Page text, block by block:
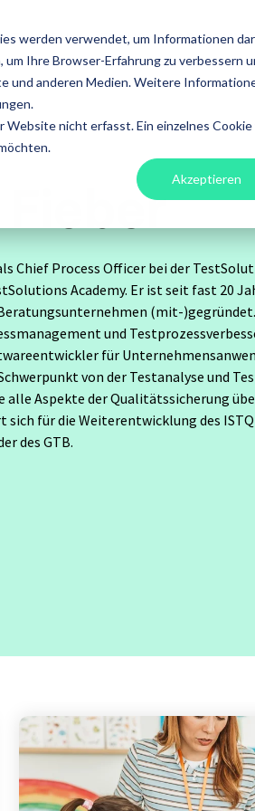
werden verwendet, um Informationen
Ihre Browser-Erfahrung zu verbessern
und anderen Medien. Weitere
nicht erfasst. Ein einzelnes
Akzeptieren
Testing
Services
FOKUS ACADEMY
Qualification
AI Essentials
AI Foundation
Digital Accessibility
Fieber
Chief Process Officer bei der
Academy. Er ist seit fast 20
(mit-
und
für
von der Testanalyse und
Aspekte der Qualitätssicherung
sich für die Weiterentwicklung des
des GTB.